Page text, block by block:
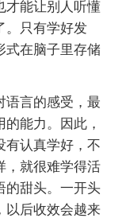
才能让别人听懂
。只有学好发
式在脑子里存储
语言的感受，最
能力。因此，
有认真学好，不
，就很难学得活
的甜头。一开头
以后收效会越来